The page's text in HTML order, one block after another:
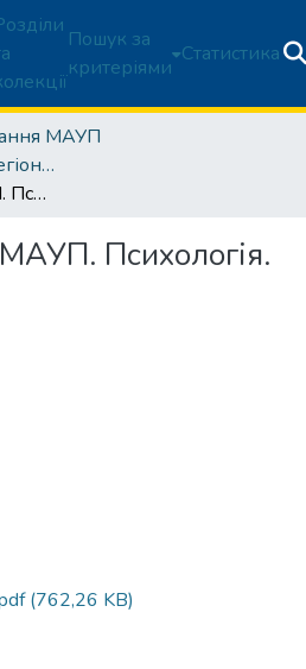
Пошук за
критеріями
Статистика
МАУП
Наукові праці Міжрегіональної Академії управління персоналом. Психологія
Наукові праці МАУП. Психологія. Вип. 2 (49)
Психологія.
(762,26 KB)